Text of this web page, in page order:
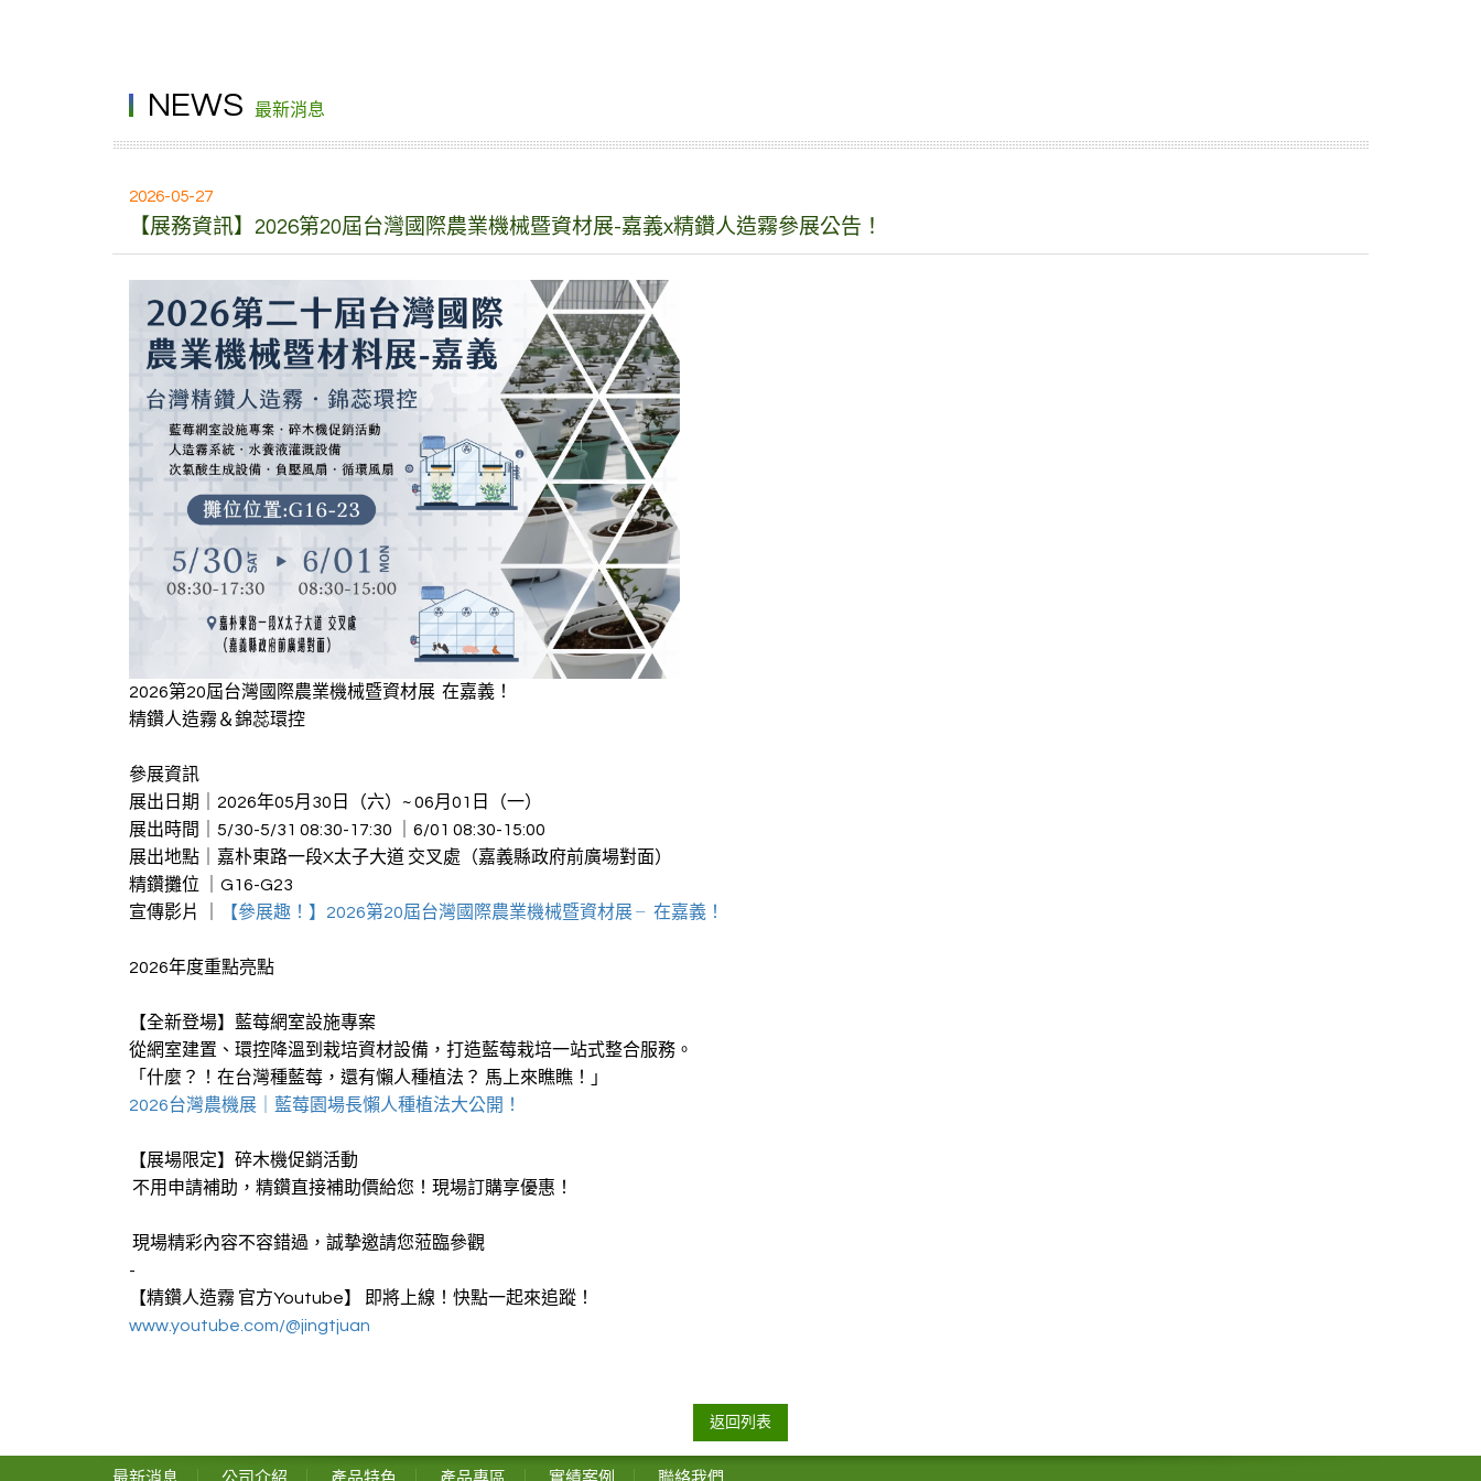
NEWS 最新消息
2026-05-27
【展務資訊】2026第20屆台灣國際農業機械暨資材展-嘉義x精鑽人造霧參展公告！
2026第20屆台灣國際農業機械暨資材展 在嘉義！
精鑽人造霧＆錦蕊環控
參展資訊
展出日期｜2026年05月30日（六）~ 06月01日（一）
展出時間｜5/30-5/31 08:30-17:30 ｜6/01 08:30-15:00
展出地點｜嘉朴東路一段X太子大道 交叉處（嘉義縣政府前廣場對面）
精鑽攤位 ｜G16-G23
宣傳影片 ｜
【參展趣！】2026第20屆台灣國際農業機械暨資材展 ╴在嘉義！
2026年度重點亮點
【全新登場】藍莓網室設施專案
從網室建置、環控降溫到栽培資材設備，打造藍莓栽培一站式整合服務。
「什麼？！在台灣種藍莓，還有懶人種植法？ 馬上來瞧瞧！」
2026台灣農機展｜藍莓園場長懶人種植法大公開！
【展場限定】碎木機促銷活動
不用申請補助，精鑽直接補助價給您！現場訂購享優惠！
現場精彩內容不容錯過，誠摯邀請您蒞臨參觀
-
【精鑽人造霧 官方Youtube】 即將上線！快點一起來追蹤！
www.youtube.com/@jingtjuan
返回列表